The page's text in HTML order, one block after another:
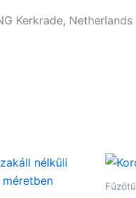
Kerkrade, Netherlands
Ennek
a
Fűzőtű